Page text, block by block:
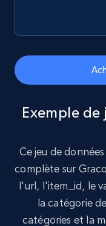
1.6K+
URL, Product id,
Rating, Reviews
and more.
eCommerce
Exemple de
Ce jeu de
complète sur
l'url, l'item_id, le
la catégorie
catégories et la